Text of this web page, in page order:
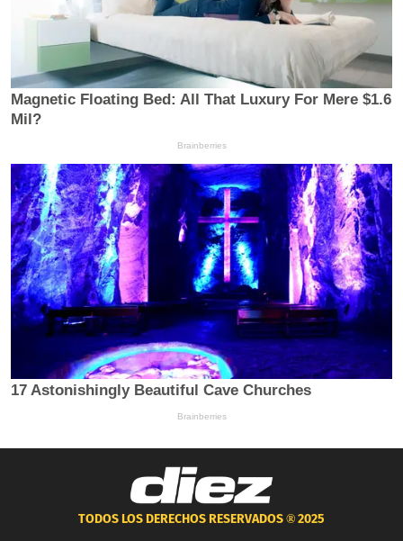
TODOS LOS DERECHOS RESERVADOS ®2025